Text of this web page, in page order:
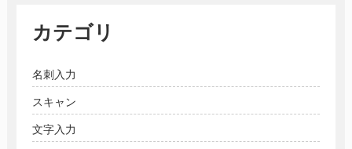
カテゴリ
名刺入力
スキャン
文字入力